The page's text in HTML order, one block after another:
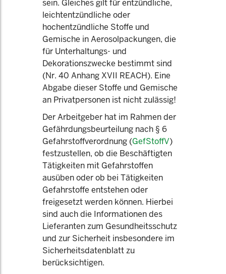
sein. Gleiches gilt für entzündliche,
leichtentzündliche oder
hochentzündliche Stoffe und
Gemische in Aerosolpackungen, die
für Unterhaltungs- und
Dekorationszwecke bestimmt sind
(Nr. 40 Anhang XVII REACH). Eine
Abgabe dieser Stoffe und Gemische
an Privatpersonen ist nicht zulässig!
Der Arbeitgeber hat im Rahmen der
Gefährdungsbeurteilung nach § 6
Gefahrstoffverordnung (GefStoffV)
festzustellen, ob die Beschäftigten
Tätigkeiten mit Gefahrstoffen
ausüben oder ob bei Tätigkeiten
Gefahrstoffe entstehen oder
freigesetzt werden können. Hierbei
sind auch die Informationen des
Lieferanten zum Gesundheitsschutz
und zur Sicherheit insbesondere im
Sicherheitsdatenblatt zu
berücksichtigen.